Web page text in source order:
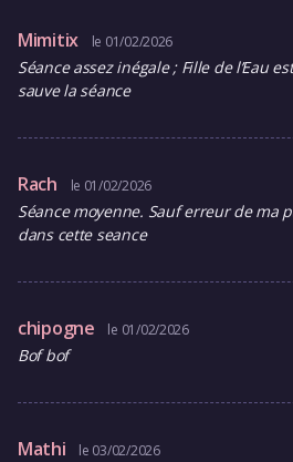
Mimitix le 01/02/2026
Séance assez inégale ; Fille de l’Eau
sauve la séance
Rach le 01/02/2026
Séance moyenne. Sauf erreur de ma
dans cette seance
chipogne le 01/02/2026
Bof bof
Mathi le 03/02/2026